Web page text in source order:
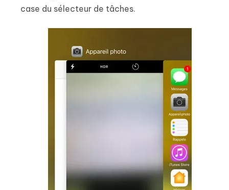
case du sélecteur de tâches.